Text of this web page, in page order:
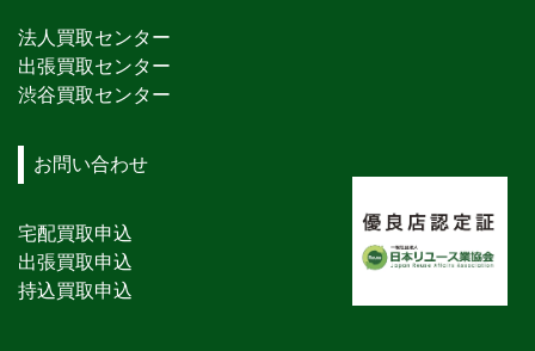
法人買取センター
出張買取センター
渋谷買取センター
お問い合わせ
宅配買取申込
出張買取申込
持込買取申込